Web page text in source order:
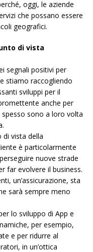
oggi, le aziende
che possano essere
geografici.
di vista
segnali positivi per
stiamo raccogliendo
sviluppi per il
anche per
sono a loro volta
di vista della
è particolarmente
nuove strade
far evolvere il business.
un’assicurazione, sta
sarà sempre meno
lo sviluppo di App e
per esempio,
e per ridurre al
in un’ottica